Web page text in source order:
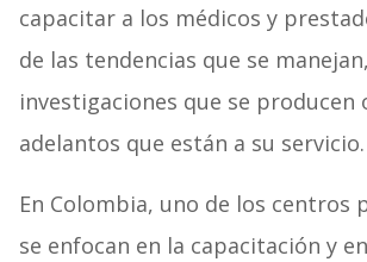
capacitar a los médicos y
de las tendencias que se
investigaciones que se producen
adelantos que están a su servicio.
En Colombia, uno de los centros
se enfocan en la capacitación y